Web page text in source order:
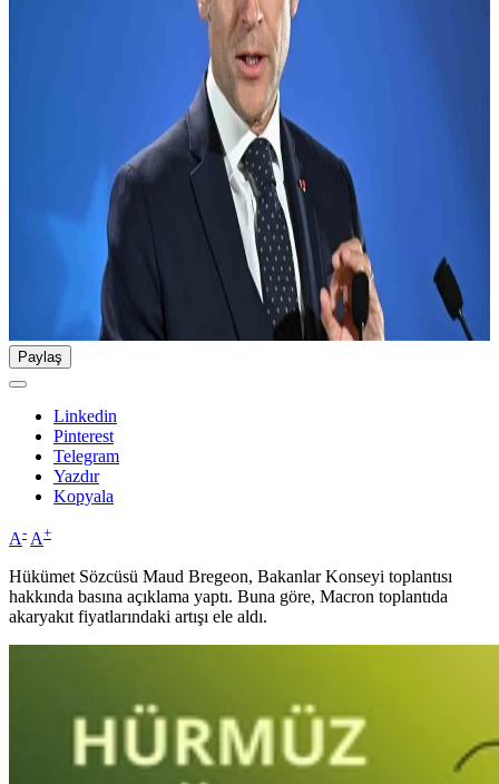
Paylaş
Linkedin
Pinterest
Telegram
Yazdır
Kopyala
A- A+
Hükümet Sözcüsü Maud Bregeon, Bakanlar Konseyi toplantısı
hakkında basına açıklama yaptı. Buna göre, Macron toplantıda
akaryakıt fiyatlarındaki artışı ele aldı.